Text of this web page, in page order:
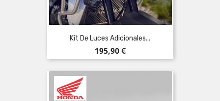
Kit De Luces Adicionales...
Precio
195,90 €